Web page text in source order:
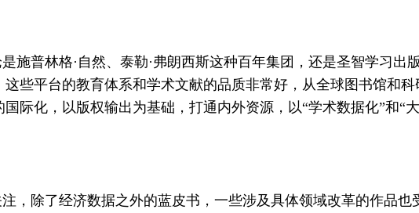
施普林格·自然、泰勒·弗朗西斯这种百年集团，还是圣智学习
些平台的教育体系和学术文献的品质非常好，从全球图书馆和
际化，以版权输出为基础，打通内外资源，以“学术数据化”和“
，除了经济数据之外的蓝皮书，一些涉及具体领域改革的作品